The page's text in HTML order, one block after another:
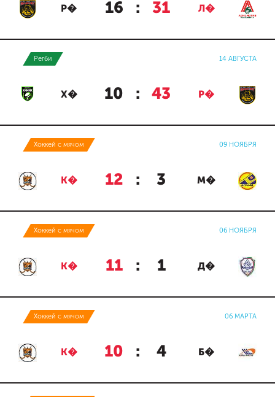
Р� 16 : 31 Л�
Регби 14 АВГУСТА
Х� 10 : 43 Р�
Хоккей с мячом 09 НОЯБРЯ
К� 12 : 3 М�
Хоккей с мячом 06 НОЯБРЯ
К� 11 : 1 Д�
Хоккей с мячом 06 МАРТА
К� 10 : 4 Б�